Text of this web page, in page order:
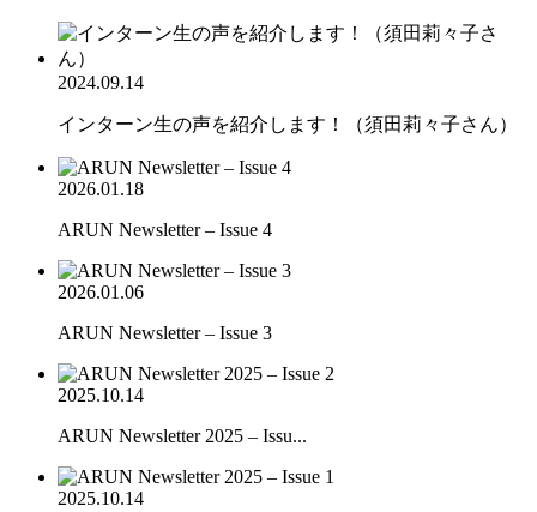
2024.09.14
インターン生の声を紹介します！（須田莉々子さん）
2026.01.18
ARUN Newsletter – Issue 4
2026.01.06
ARUN Newsletter – Issue 3
2025.10.14
ARUN Newsletter 2025 – Issu...
2025.10.14